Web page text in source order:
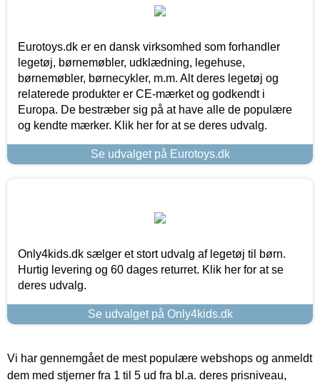
Eurotoys.dk er en dansk virksomhed som forhandler
legetøj, børnemøbler, udklædning, legehuse,
børnemøbler, børnecykler, m.m. Alt deres legetøj og
relaterede produkter er CE-mærket og godkendt i
Europa. De bestræber sig på at have alle de populære
og kendte mærker. Klik her for at se deres udvalg.
Se udvalget på Eurotoys.dk
Only4kids.dk sælger et stort udvalg af legetøj til børn.
Hurtig levering og 60 dages returret. Klik her for at se
deres udvalg.
Se udvalget på Only4kids.dk
Vi har gennemgået de mest populære webshops og anmeldt
dem med stjerner fra 1 til 5 ud fra bl.a. deres prisniveau,